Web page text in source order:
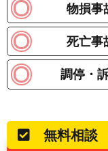
物損事
死亡事
調停・
無料相談